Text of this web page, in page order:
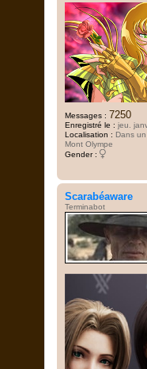
Messages : 7250
Enregistré le : jeu.
Localisation : Dans
Mont Olympe
Gender :
Scarabéaware
Terminabot